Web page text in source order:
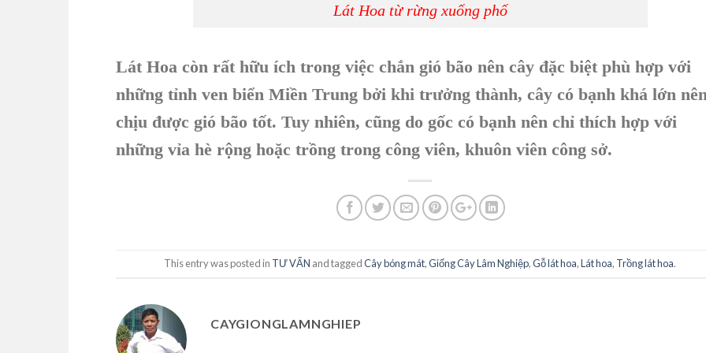
Lát Hoa từ rừng xuống phố
Lát Hoa còn rất hữu ích trong việc chắn gió bão nên cây đặc biệt phù hợp với
những tỉnh ven biển Miền Trung bởi khi trưởng thành, cây có bạnh khá lớn
chịu được gió bão tốt. Tuy nhiên, cũng do gốc có bạnh nên chỉ thích hợp với
những vỉa hè rộng hoặc trồng trong công viên, khuôn viên công sở.
This entry was posted in TƯ VẤN and taggedCây bóng mát,Giống Cây Lâm Nghiệp,Gỗ lát hoa,Lát hoa, Trồng lát hoa.
CAYGIONGLAMNGHIEP